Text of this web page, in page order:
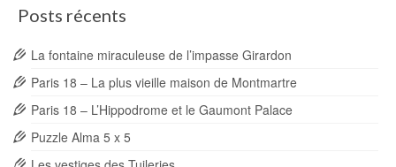
Posts récents
La fontaine miraculeuse de l’impasse Girardon
Paris 18 – La plus vieille maison de Montmartre
Paris 18 – L’Hippodrome et le Gaumont Palace
Puzzle Alma 5 x 5